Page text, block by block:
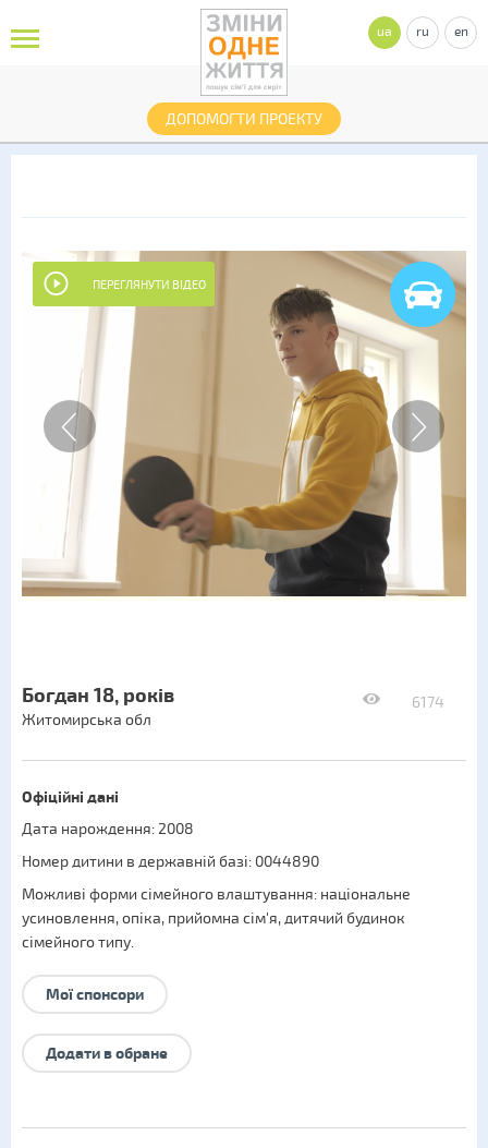
ДОПОМОГТИ ПРОЕКТУ
ua ru en
ПЕРЕГЛЯНУТИ ВІДЕО
6174
Богдан 18, років
Житомирська обл
Офіційні дані
Дата нарождення: 2008
Номер дитини в державній базі: 0044890
Можливі форми сімейного влаштування: національне
усиновлення,опіка, прийомна сім'я,дитячий будинок
сімейного типу.
Мої спонсори
Додати в обране